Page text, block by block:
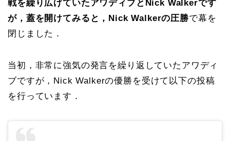
戦を繰り広げていたアワディブとNick Walkerです
が，蓋を開けてみると，Nick Walkerの圧勝で幕を
閉じました．
当初，非常に強気の発言を繰り返していたアワディ
ブですが，Nick Walkerの優勝を受けて以下の投稿
を行っています．